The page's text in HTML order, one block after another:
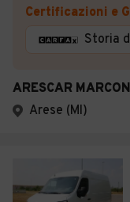
Certificazioni e
Storia
ARESCAR
Arese (MI)